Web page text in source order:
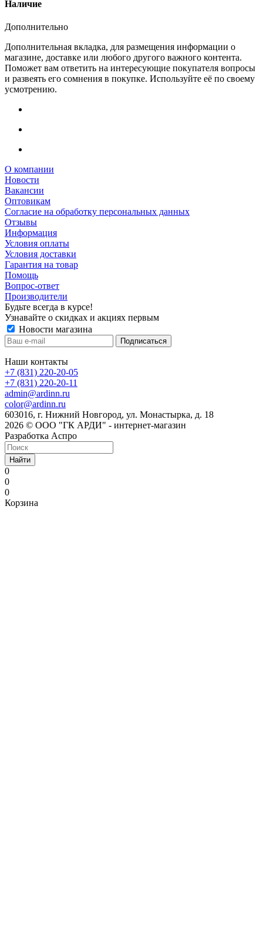
Наличие
Дополнительно
Дополнительная вкладка, для размещения информации о
магазине, доставке или любого другого важного контента.
Поможет вам ответить на интересующие покупателя вопросы
и развеять его сомнения в покупке. Используйте её по своему
усмотрению.
О компании
Новости
Вакансии
Оптовикам
Cогласие на обработку персональных данных
Отзывы
Информация
Условия оплаты
Условия доставки
Гарантия на товар
Помощь
Вопрос-ответ
Производители
Будьте всегда в курсе!
Узнавайте о скидках и акциях первым
Новости магазина
Наши контакты
+7 (831) 220-20-05
+7 (831) 220-20-11
admin@ardinn.ru
color@ardinn.ru
603016, г. Нижний Новгород, ул. Монастырка, д. 18
2026 © ООО "ГК АРДИ" - интернет-магазин
Разработка Аспро
Найти
0
0
0
Корзина